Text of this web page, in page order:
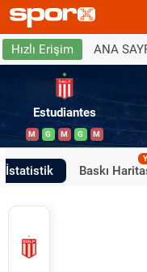
Hızlı Erişim ANA
Estudiantes
M G M G M
İstatistik Baskı